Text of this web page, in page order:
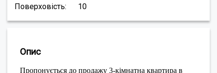
Поверховість: 10
Опис
Пропонується до продажу 3-кімнатна квартира в